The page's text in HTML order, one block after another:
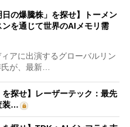
日の爆騰株」を探せ】トーメン
を通じて世界のAIメモリ需
アに出演するグローバルリン
が、最新…
を探せ】レーザーテック：最先
装…